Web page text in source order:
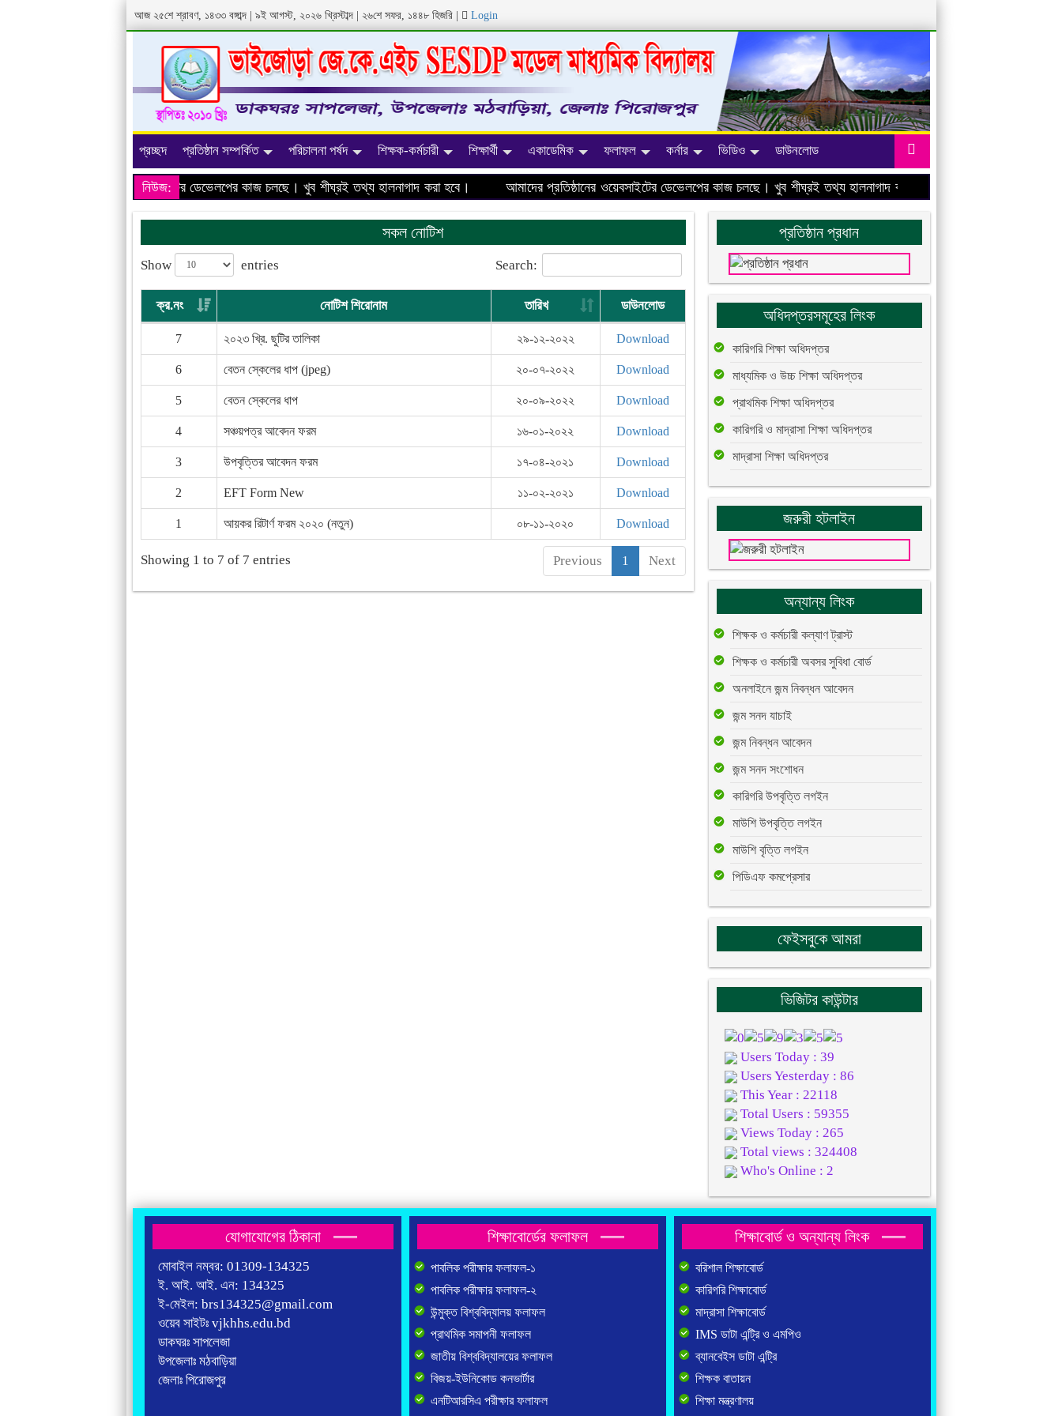
আজ ২৫শে শ্রাবণ, ১৪৩৩ বঙ্গাব্দ | ৯ই আগস্ট, ২০২৬ খ্রিস্টাব্দ | ২৬শে সফর, ১৪৪৮ হিজরি Login
প্রচ্ছদ প্রতিষ্ঠান সম্পর্কিত পরিচালনা পর্ষদ শিক্ষক-কর্মচারী শিক্ষার্থী একাডেমিক ফলাফল কর্নার ভিডিও ডাউনলোড
নিউজ: আমাদের প্রতিষ্ঠানের ওয়েবসাইটের ডেভেলপের কাজ চলছে। খুব শীঘ্রই তথ্য হালনাগাদ করা হবে।
আমাদের প্রতিষ্ঠানের ওয়েবসাইটের ডেভেলপের কাজ চলছে। খুব শীঘ্রই তথ্য হালনাগাদ করা হবে।
সকল নোটিশ
Show entries Search:
ক্র.নং নোটিশ শিরোনাম তারিখ ডাউনলোড
7 ২০২৩ খ্রি. ছুটির তালিকা ২৯-১২-২০২২ Download
6 বেতন স্কেলের ধাপ (jpeg) ২০-০৭-২০২২ Download
5 বেতন স্কেলের ধাপ ২০-০৯-২০২২ Download
4 সঞ্চয়পত্র আবেদন ফরম ১৬-০১-২০২২ Download
3 উপবৃত্তির আবেদন ফরম ১৭-০৪-২০২১ Download
2 EFT Form New ১১-০২-২০২১ Download
1 আয়কর রিটার্ণ ফরম ২০২০ (নতুন) ০৮-১১-২০২০ Download
Showing 1 to 7 of 7 entries Previous 1 Next
প্রতিষ্ঠান প্রধান
অধিদপ্তরসমূহের লিংক
কারিগরি শিক্ষা অধিদপ্তর
মাধ্যমিক ও উচ্চ শিক্ষা অধিদপ্তর
প্রাথমিক শিক্ষা অধিদপ্তর
কারিগরি ও মাদ্রাসা শিক্ষা অধিদপ্তর
মাদ্রাসা শিক্ষা অধিদপ্তর
জরুরী হটলাইন
অন্যান্য লিংক
শিক্ষক ও কর্মচারী কল্যাণ ট্রাস্ট
শিক্ষক ও কর্মচারী অবসর সুবিধা বোর্ড
অনলাইনে জন্ম নিবন্ধন আবেদন
জন্ম সনদ যাচাই
জন্ম নিবন্ধন আবেদন
জন্ম সনদ সংশোধন
কারিগরি উপবৃত্তি লগইন
মাউশি উপবৃত্তি লগইন
মাউশি বৃত্তি লগইন
পিডিএফ কমপ্রেসার
ফেইসবুকে আমরা
ভিজিটর কাউন্টার
Users Today : 39
Users Yesterday : 86
This Year : 22118
Total Users : 59355
Views Today : 265
Total views : 324408
Who's Online : 2
যোগাযোগের ঠিকানা
মোবাইল নম্বর: 01309-134325
ই. আই. আই. এন: 134325
ই-মেইল: brs134325@gmail.com
ওয়েব সাইটঃ vjkhhs.edu.bd
ডাকঘরঃ সাপলেজা
উপজেলাঃ মঠবাড়িয়া
জেলাঃ পিরোজপুর
শিক্ষাবোর্ডের ফলাফল
পাবলিক পরীক্ষার ফলাফল-১
পাবলিক পরীক্ষার ফলাফল-২
উন্মুক্ত বিশ্ববিদ্যালয় ফলাফল
প্রাথমিক সমাপনী ফলাফল
জাতীয় বিশ্ববিদ্যালয়ের ফলাফল
বিজয়-ইউনিকোড কনভার্টার
এনটিআরসিএ পরীক্ষার ফলাফল
শিক্ষাবোর্ড ও অন্যান্য লিংক
বরিশাল শিক্ষাবোর্ড
কারিগরি শিক্ষাবোর্ড
মাদ্রাসা শিক্ষাবোর্ড
IMS ডাটা এন্ট্রি ও এমপিও
ব্যানবেইস ডাটা এন্ট্রি
শিক্ষক বাতায়ন
শিক্ষা মন্ত্রণালয়